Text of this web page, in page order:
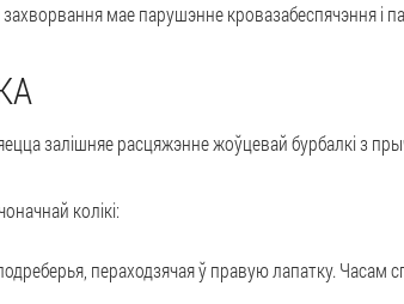
мае парушэнне кровазабеспячэння і
залішняе расцяжэнне жоўцевай бурбалкіз
колікі:
пераходзячая ў правую лапатку.